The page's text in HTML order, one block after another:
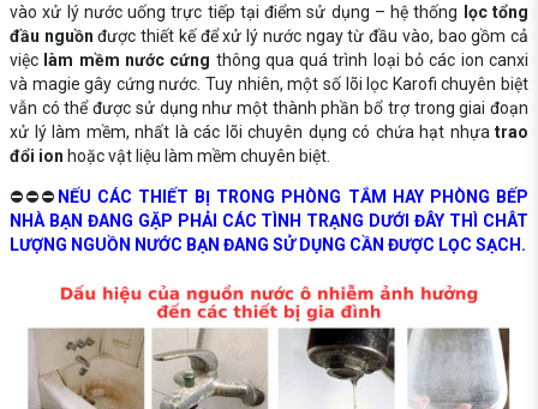
vào xử lý nước uống trực tiếp tại điểm sử dụng – hệ thống
lọc tổng
đầu nguồn được thiết kế để xử lý nước ngay từ đầu vào, bao gồm cả
việc làm mềm nước cứng thông qua quá trình loại bỏ các ion canxi
và magie gây cứng nước. Tuy nhiên, một số lõi lọc Karofi chuyên biệt
vẫn có thể được sử dụng như một thành phần bổ trợ trong giai đoạn
xử lý làm mềm, nhất là các lõi chuyên dụng có chứa hạt nhựa trao
đổi ion hoặc vật liệu làm mềm chuyên biệt.
⛔⛔⛔ NẾU CÁC THIẾT BỊ TRONG PHÒNG TẮM HAY PHÒNG BẾP
NHÀ BẠN ĐANG GẶP PHẢI CÁC TÌNH TRẠNG DƯỚI ĐÂY THÌ CHÂT
LƯỢNG NGUỒN NƯỚC BẠN ĐANG SỬ DỤNG CẦN ĐƯỢC LỌC SẠCH.